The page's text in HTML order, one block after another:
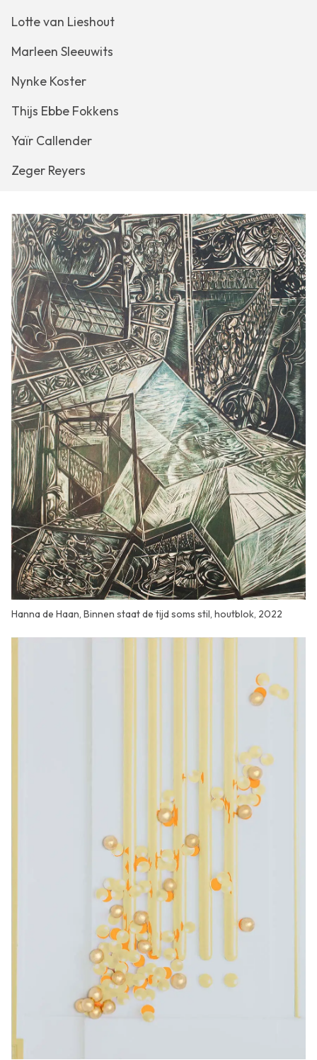
Lotte van Lieshout
Marleen Sleeuwits
Nynke Koster
Thijs Ebbe Fokkens
Yaïr Callender
Zeger Reyers
Hanna de Haan, Binnen staat de tijd soms stil, houtblok, 2022